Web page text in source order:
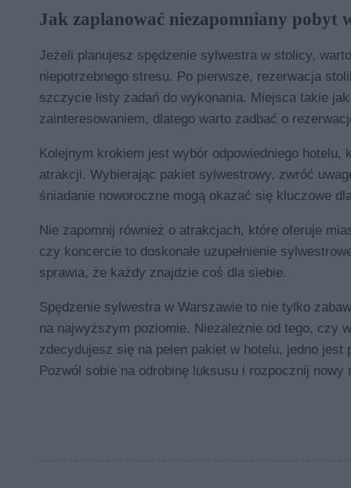
Jak zaplanować niezapomniany pobyt
Jeżeli planujesz spędzenie sylwestra w stolicy,
niepotrzebnego stresu. Po pierwsze, rezerwacja
szczycie listy zadań do wykonania. Miejsca takie
zainteresowaniem, dlatego warto zadbać o
Kolejnym krokiem jest wybór odpowiedniego hotelu,
atrakcji. Wybierając pakiet sylwestrowy, zwróć
śniadanie noworoczne mogą okazać się kluczowe
Nie zapomnij również o atrakcjach, które oferuje
czy koncercie to doskonałe uzupełnienie
sprawia, że każdy znajdzie coś dla siebie.
Spędzenie sylwestra w Warszawie to nie tylko
na najwyższym poziomie. Niezależnie od tego, czy
zdecydujesz się na pełen pakiet w hotelu, jedno
Pozwól sobie na odrobinę luksusu i rozpocznij nowy